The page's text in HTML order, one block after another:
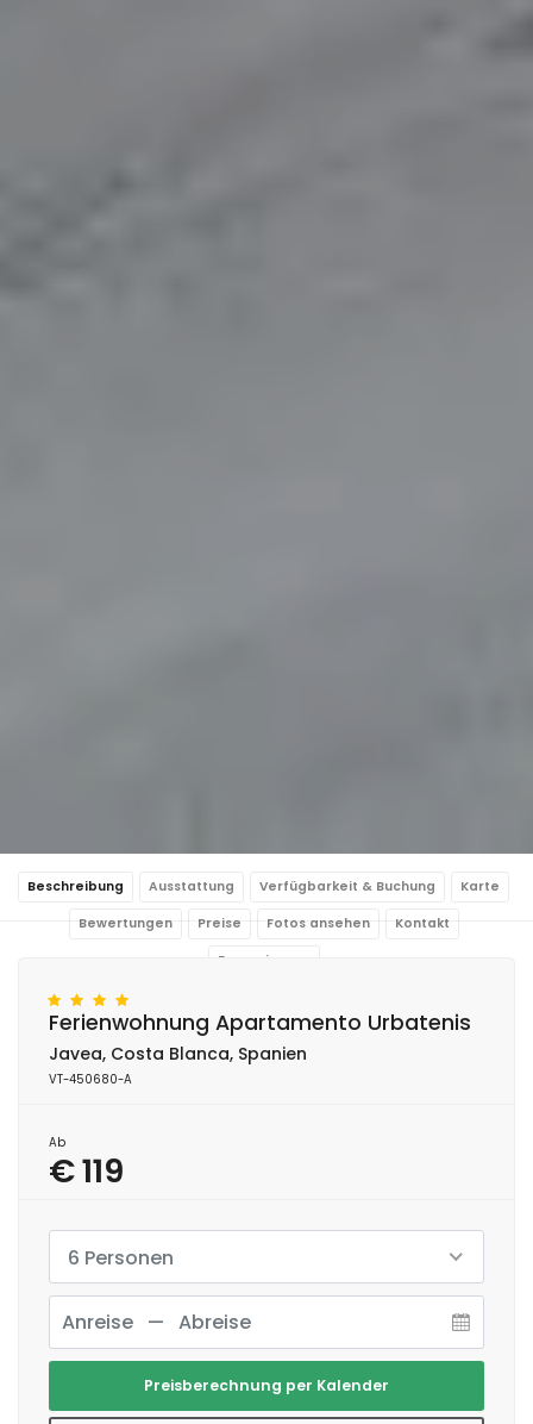
Beschreibung Ausstattung Verfügbarkeit & Buchung Karte
Bewertungen Preise Fotos ansehen Kontakt
Reservierung
Ferienwohnung Apartamento Urbatenis
Javea, Costa Blanca, Spanien
VT-450680-A
Ab
€ 119
6 Personen
Preisberechnung per Kalender